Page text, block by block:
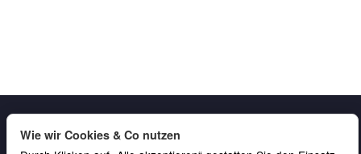
Wie wir Cookies & Co nutzen